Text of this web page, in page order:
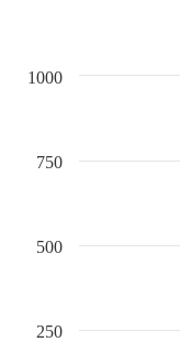
250
500
750
1000